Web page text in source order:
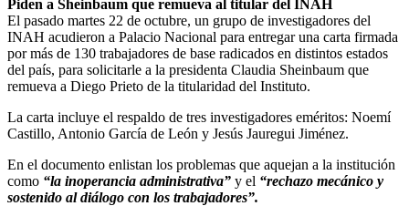
Piden a Sheinbaum que remueva al titular del INAH
El pasado martes 22 de octubre, un grupo de investigadores del
INAH acudieron a Palacio Nacional para entregar una carta firmada
por más de 130 trabajadores de base radicados en distintos estados
del país, para solicitarle a la presidenta Claudia Sheinbaum que
remueva a Diego Prieto de la titularidad del Instituto.
La carta incluye el respaldo de tres investigadores eméritos: Noemí
Castillo, Antonio García de León y Jesús Jauregui Jiménez.
En el documento enlistan los problemas que aquejan a la institución
como “la inoperancia administrativa” y el “rechazo mecánico y
sostenido al diálogo con los trabajadores”.